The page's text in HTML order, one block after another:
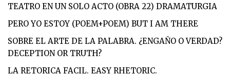
TEATRO EN UN SOLO ACTO (OBRA 22) DRAMATURGIA
PERO YO ESTOY (POEM+POEM) BUT I AM THERE
SOBRE EL ARTE DE LA PALABRA. ¿ENGAÑO O VERDAD?
DECEPTION OR TRUTH?
LA RETORICA FACIL. EASY RHETORIC.